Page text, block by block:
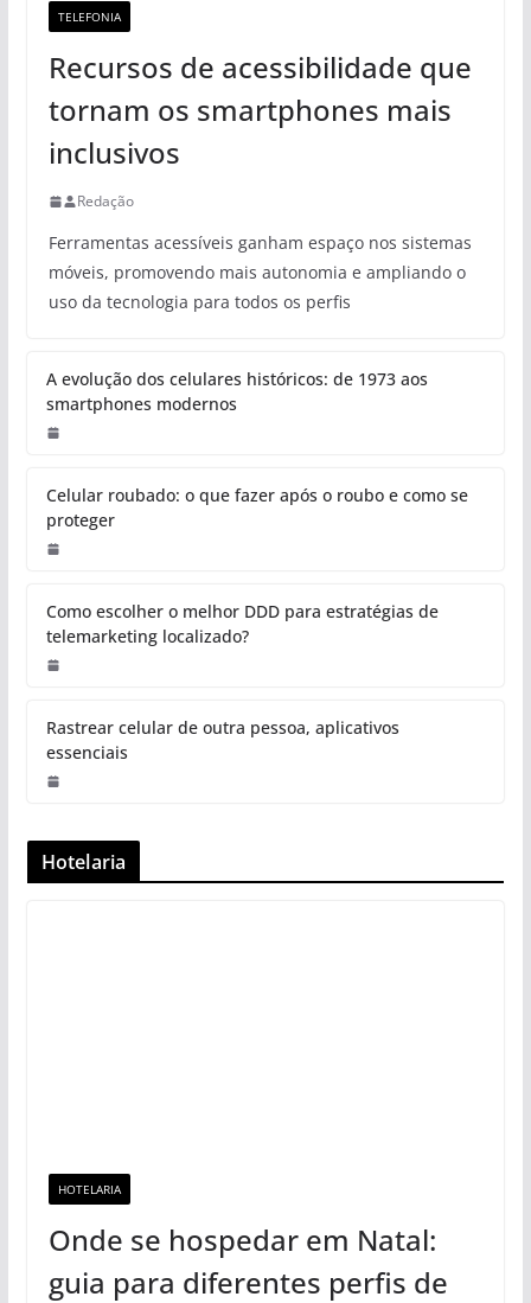
TELEFONIA
Recursos de acessibilidade que
tornam os smartphones mais
inclusivos
Redação
Ferramentas acessíveis ganham espaço nos sistemas
móveis, promovendo mais autonomia e ampliando o
uso da tecnologia para todos os perfis
A evolução dos celulares históricos: de 1973 aos
smartphones modernos
Celular roubado: o que fazer após o roubo e como se
proteger
Como escolher o melhor DDD para estratégias de
telemarketing localizado?
Rastrear celular de outra pessoa, aplicativos
essenciais
Hotelaria
HOTELARIA
Onde se hospedar em Natal:
guia para diferentes perfis de